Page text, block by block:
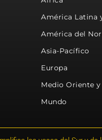
América Latina
América del
Asia-Pacífico
Europa
Medio Oriente
Mundo